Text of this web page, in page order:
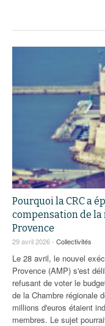
Pourquoi la CRC a
compensation de
Provence
29 avril 2026 - Collectivités
Le 28 avril, le nouvel
Provence (AMP) s'est
refusant de voter le
de la Chambre régionale
millions d'euros étaient
membres. Le sujet